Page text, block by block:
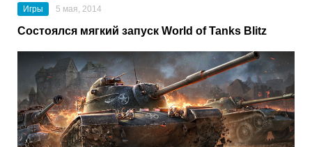
Игры 5 мая, 2014
Состоялся мягкий запуск World of Tanks Blitz